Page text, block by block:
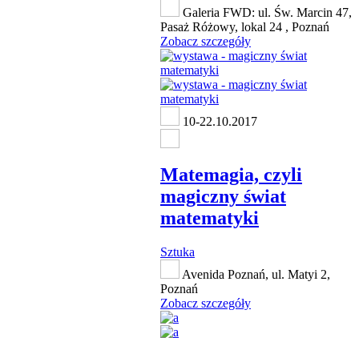
Galeria FWD: ul. Św. Marcin 47,
Pasaż Różowy, lokal 24 , Poznań
Zobacz szczegóły
10-22.10.2017
Matemagia, czyli
magiczny świat
matematyki
Sztuka
Avenida Poznań, ul. Matyi 2,
Poznań
Zobacz szczegóły